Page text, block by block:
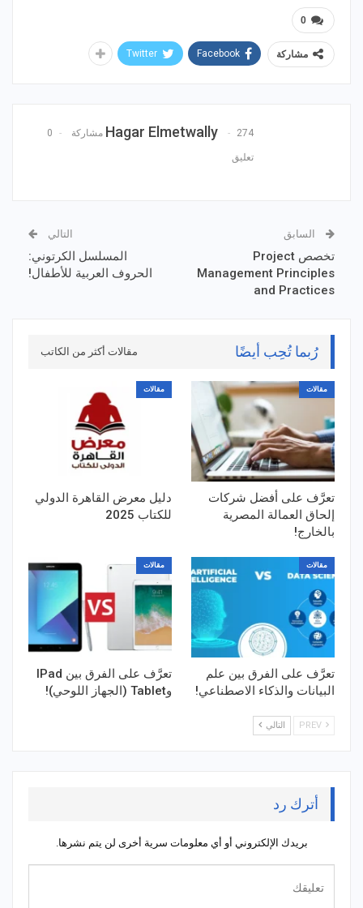
0
مشاركة Facebook
Twitter
Hagar Elmetwally 274 مشاركة 0
تعليق
السابق
تخصص Project
Management Principles
and Practices
التالي
المسلسل الكرتوني:
الحروف العربية للأطفال!
رُبما تُحِب أيضًا مقالات أكثر من الكاتب
مقالات
تعرَّف على أفضل شركات
إلحاق العمالة المصرية
بالخارج!
مقالات
دليل معرض القاهرة الدولي
للكتاب 2025
مقالات
تعرَّف على الفرق بين علم
البيانات والذكاء الاصطناعي!
مقالات
تعرَّف على الفرق بين IPad
وTablet (الجهاز اللوحي)!
التالي
أترك رد
بريدك الإلكتروني أو أي معلومات سرية أخرى لن يتم نشرها.